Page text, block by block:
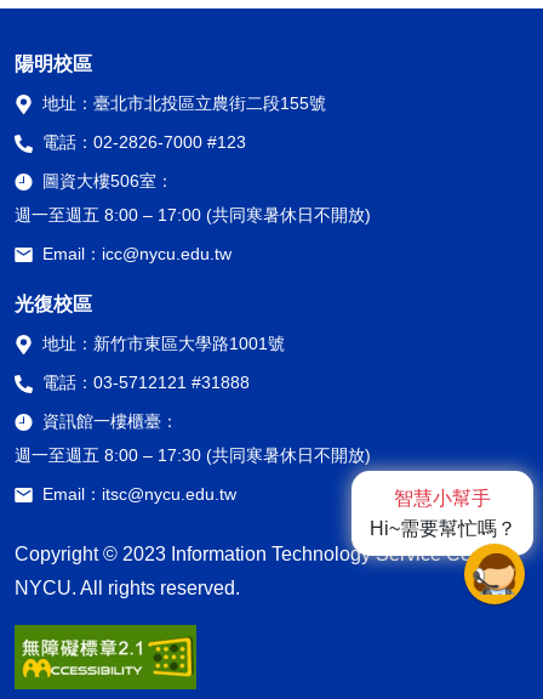
陽明校區
地址： 臺北市北投區立農街二段155號
電話： 02-2826-7000 #123
圖資大樓506室：
週一至週五 8:00 – 17:00 (共同寒暑休日不開放)
Email： icc@nycu.edu.tw
光復校區
地址： 新竹市東區大學路1001號
電話： 03-5712121 #31888
資訊館一樓櫃臺：
週一至週五 8:00 – 17:30 (共同寒暑休日不開放)
Email： itsc@nycu.edu.tw
Copyright © 2023 Information Technology Service Center,
NYCU. All rights reserved.
智慧小幫手
Hi~需要幫忙嗎？